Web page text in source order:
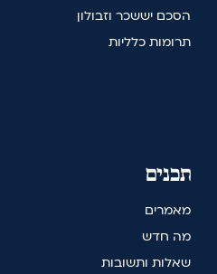
הסכם יששכר וזבולון
תרומות כלליות
תכנים
מאמרים
מה חדש
שאלות ותשובות